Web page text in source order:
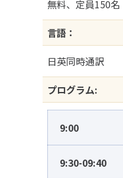
無料、定員150名
言語：
日英同時通訳
プログラム:
9:00
9:30-